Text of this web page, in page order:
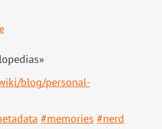
blog/personal-
#memories #nerd